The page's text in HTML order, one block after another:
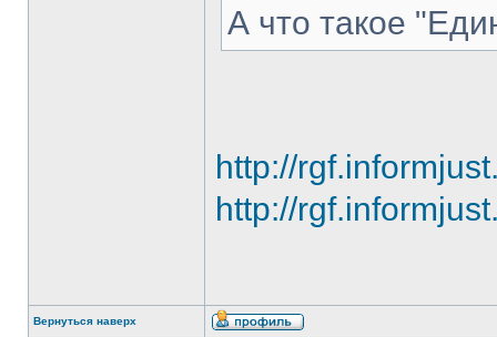
А что такое
http://
http://
Вернуться наверх